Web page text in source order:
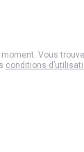
Vous
conditions